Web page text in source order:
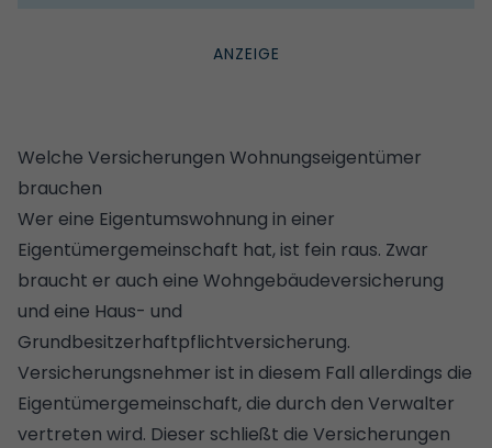
Welche Versicherungen Wohnungseigentümer
brauchen
Wer eine Eigentumswohnung in einer
Eigentümergemeinschaft hat, ist fein raus. Zwar
braucht er auch eine Wohngebäudeversicherung
und eine Haus- und
Grundbesitzerhaftpflichtversicherung.
Versicherungsnehmer ist in diesem Fall allerdings die
Eigentümergemeinschaft, die durch den Verwalter
vertreten wird. Dieser schließt die Versicherungen